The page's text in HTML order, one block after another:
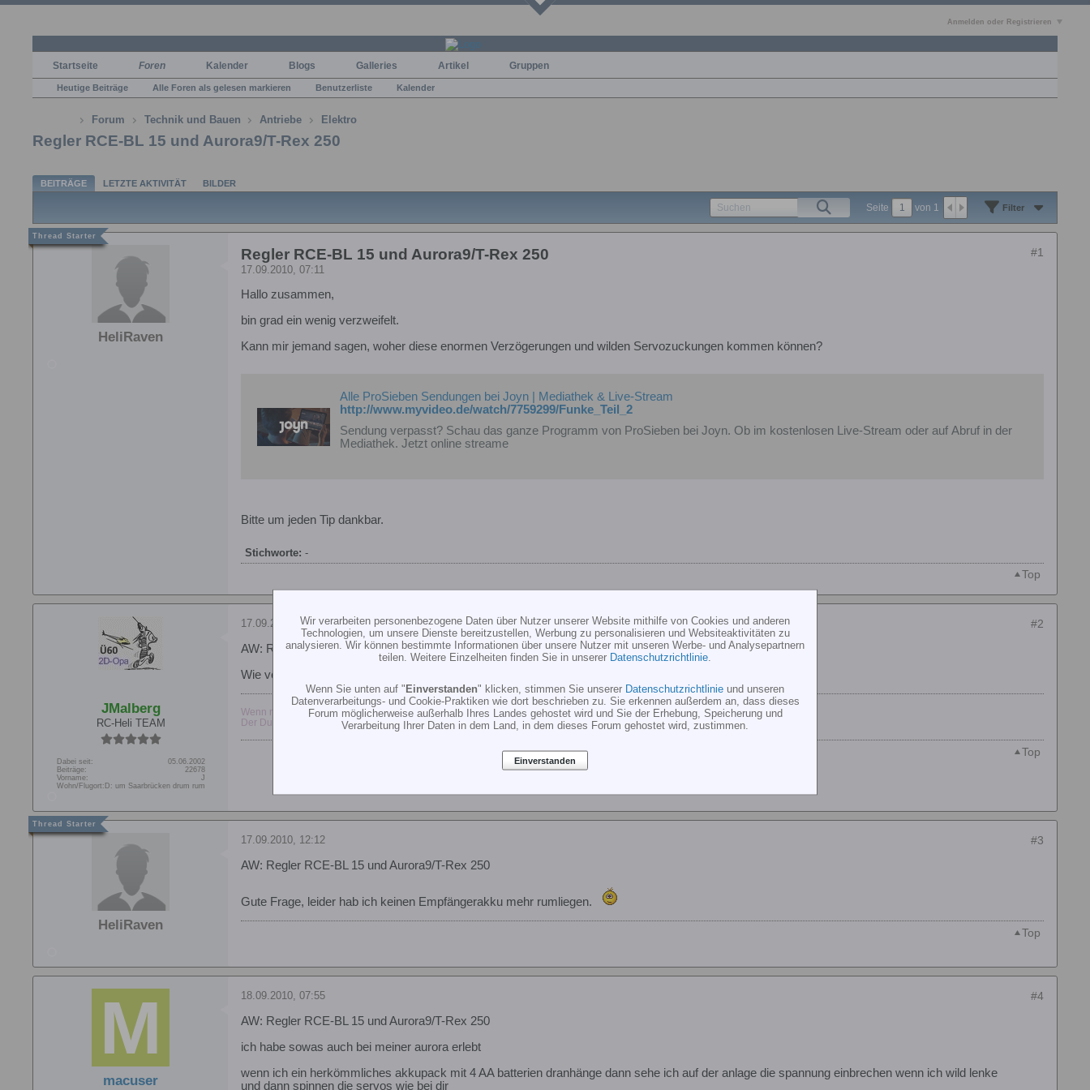
Anmelden oder Registrieren
Startseite Foren Kalender Blogs Galleries Artikel Gruppen
Heutige Beiträge Alle Foren als gelesen markieren Benutzerliste Kalender
Forum Technik und Bauen Antriebe Elektro
Regler RCE-BL 15 und Aurora9/T-Rex 250
BEITRÄGE LETZTE AKTIVITÄT BILDER
Seite von 1 Filter
HeliRaven
#1
Regler RCE-BL 15 und Aurora9/T-Rex 250
17.09.2010, 07:11
Hallo zusammen,
bin grad ein wenig verzweifelt.
Kann mir jemand sagen, woher diese enormen Verzögerungen und wilden Servozuckungen kommen können?
Alle ProSieben Sendungen bei Joyn | Mediathek & Live-Stream
http://www.myvideo.de/watch/7759299/Funke_Teil_2
Sendung verpasst? Schau das ganze Programm von ProSieben bei Joyn. Ob im kostenlosen Live-Stream oder auf Abruf in der
Mediathek. Jetzt online streame
Bitte um jeden Tip dankbar.
Stichworte: -
Top
JMalberg
RC-Heli TEAM
Dabei seit:
05.06.2002
Beiträge:
22678
Vorname:
J
Wohn/Flugort: D: um Saarbrücken drum rum
#2
17.09.2010, 11:04
AW: Regler RCE-BL 15 und Aurora9/T-Rex 250
Wie verhält es sich denn, wenn du einen Empfängerakku statt des BEC anklemmst?
Wenn man keine Ahnung hat, einfach mal die Klappe halten oder nachfragen!
Der Dunning-Krueger-Effekt ist immer und überall!
Top
HeliRaven
#3
17.09.2010, 12:12
AW: Regler RCE-BL 15 und Aurora9/T-Rex 250
Gute Frage, leider hab ich keinen Empfängerakku mehr rumliegen.
Top
macuser
#4
18.09.2010, 07:55
AW: Regler RCE-BL 15 und Aurora9/T-Rex 250
ich habe sowas auch bei meiner aurora erlebt
wenn ich ein herkömmliches akkupack mit 4 AA batterien dranhänge dann sehe ich auf der anlage die spannung einbrechen wenn ich wild lenke
und dann spinnen die servos wie bei dir
Wir verarbeiten personenbezogene Daten über Nutzer unserer Website mithilfe von Cookies und anderen
Technologien, um unsere Dienste bereitzustellen, Werbung zu personalisieren und Websiteaktivitäten zu
analysieren. Wir können bestimmte Informationen über unsere Nutzer mit unseren Werbe- und Analysepartnern
teilen. Weitere Einzelheiten finden Sie in unserer Datenschutzrichtlinie
Wenn Sie unten auf "Einverstanden" klicken, stimmen Sie unserer Datenschutzrichtlinie und unseren
Datenverarbeitungs- und Cookie-Praktiken wie dort beschrieben zu. Sie erkennen außerdem an, dass dieses
Forum möglicherweise außerhalb Ihres Landes gehostet wird und Sie der Erhebung, Speicherung und
Verarbeitung Ihrer Daten in dem Land, in dem dieses Forum gehostet wird, zustimmen.
Einverstanden